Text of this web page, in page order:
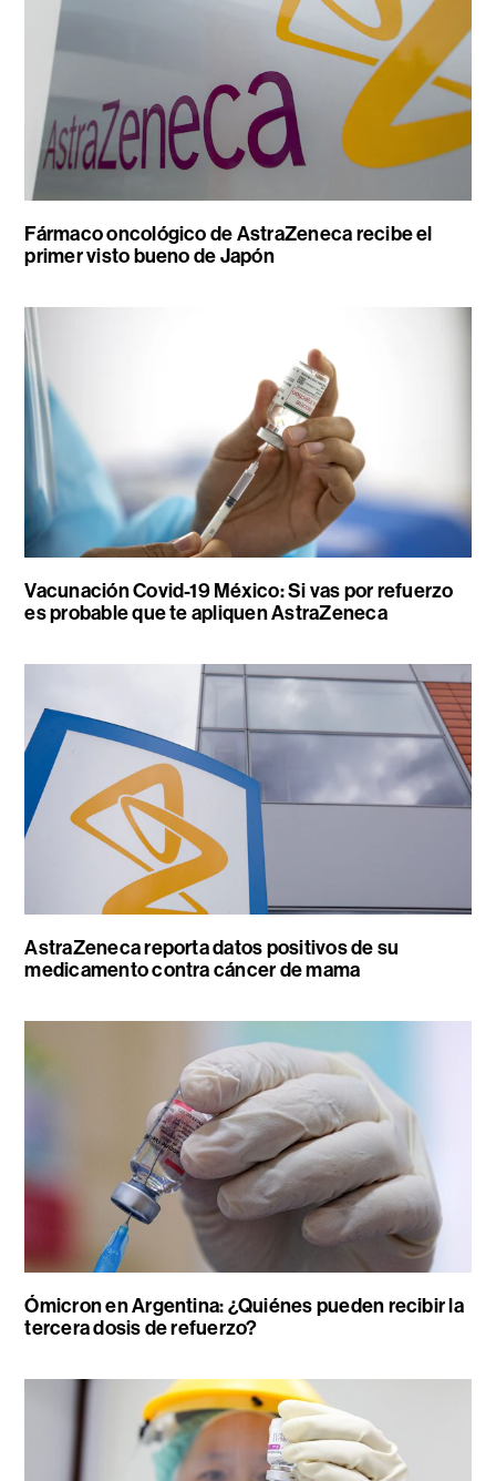
Fármaco oncológico de AstraZeneca recibe el
primer visto bueno de Japón
Vacunación Covid-19 México: Si vas por refuerzo
es probable que te apliquen AstraZeneca
AstraZeneca reporta datos positivos de su
medicamento contra cáncer de mama
Ómicron en Argentina: ¿Quiénes pueden recibir la
tercera dosis de refuerzo?